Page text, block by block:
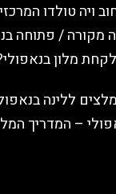
ויה טולדו
מקורה / פתוחה
מלון
ללינה
– המדריך